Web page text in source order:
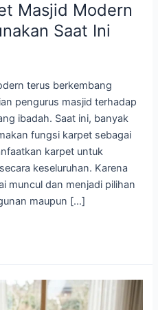
Masjid Modern
Saat Ini
terus berkembang
pengurus masjid terhadap
ibadah. Saat ini, banyak
fungsi karpet sebagai
karpet untuk
keseluruhan. Karena
muncul dan menjadi pilihan
maupun […]